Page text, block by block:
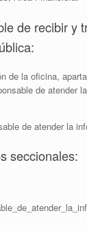
de recibir y
de la oficina,
de atender
de atender la
seccionales: